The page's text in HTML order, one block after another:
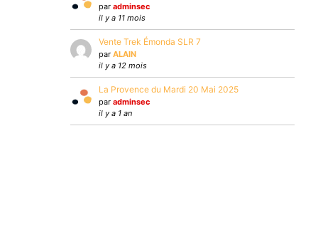
par adminsec
il y a 11 mois
Vente Trek Émonda SLR 7
par ALAIN
il y a 12 mois
La Provence du Mardi 20 Mai 2025
par adminsec
il y a 1 an